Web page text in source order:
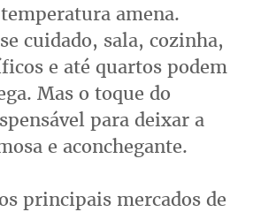
amena.
cuidado, sala, cozinha,
e até quartos podem
Mas o toque do
para deixar a
e aconchegante.
principais mercados de